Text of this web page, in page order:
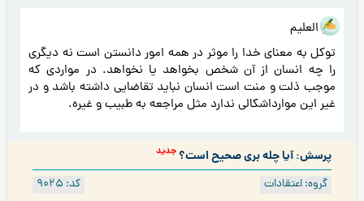
هو العلیم
توکل به معنای خدا را موثر در همه امور دانستن است نه دیگری
را چه انسان از آن شخص بخواهد یا نخواهد. در مواردی که
موجب ذلت و منت است انسان نباید تقاضایی داشته باشد و در
غیر این موارداشکالی ندارد مثل مراجعه به طبیب و غیره.
پرسش: آیا چله بری صحیح است؟جدید
کد: 9025 گروه: اعتقادات